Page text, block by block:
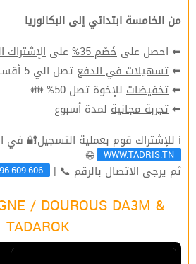
من الخامسة ابتدائي إلى البكالوريا
⬅ احصل على خَصْم 35% على الإشتراك
⬅تسهيلات في الدفع تصل الي 5 أقساط 😍
⬅تخفيضات للإخوة تصل 50% 👪
⬅تجربة مجانية لمدة أسبوع
ℹ للإشتراك قوم بعملية التسجيل🔐 في الموقع |
WWW.TADRIS.TN
🌐
ثم يرجى الاتصال بالرقم 📞 | 96.609.606
/ DOUROUS DA3M &
TADAROK